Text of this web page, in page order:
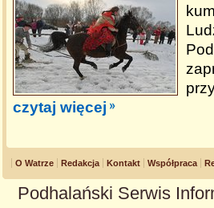
czytaj więcej
O Watrze Redakcja Kontakt Współpraca
Podhalański Serwis